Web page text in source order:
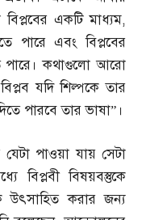
একটি মাধ্যম,
পারে এবং বিপ্লবের
পারে। কথাগুলো আরো
বিপ্লব যদি শিল্পকে তার
পারবে তার ভাষা”।
যেটা পাওয়া যায় সেটা
বিপ্লবী বিষয়বস্তুকে
উৎসাহিত করার জন্য